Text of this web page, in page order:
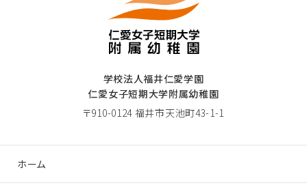
学校法人福井仁愛学園
仁愛女子短期大学附属幼稚園
〒910-0124 福井市天池町43-1-1
ホーム